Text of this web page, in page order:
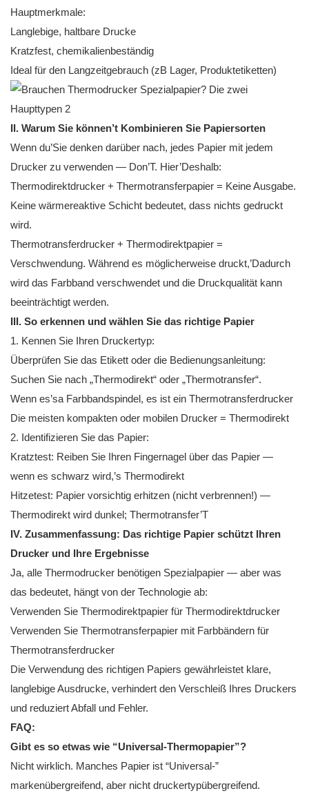
Hauptmerkmale:
Langlebige, haltbare Drucke
Kratzfest, chemikalienbeständig
Ideal für den Langzeitgebrauch (zB Lager, Produktetiketten)
II. Warum Sie können’t Kombinieren Sie Papiersorten
Wenn du’Sie denken darüber nach, jedes Papier mit jedem
Drucker zu verwenden — Don’T. Hier’Deshalb:
Thermodirektdrucker + Thermotransferpapier = Keine Ausgabe.
Keine wärmereaktive Schicht bedeutet, dass nichts gedruckt
wird.
Thermotransferdrucker + Thermodirektpapier =
Verschwendung. Während es möglicherweise druckt,’Dadurch
wird das Farbband verschwendet und die Druckqualität kann
beeinträchtigt werden.
III. So erkennen und wählen Sie das richtige Papier
1. Kennen Sie Ihren Druckertyp:
Überprüfen Sie das Etikett oder die Bedienungsanleitung:
Suchen Sie nach „Thermodirekt“ oder „Thermotransfer“.
Wenn es’sa Farbbandspindel, es ist ein Thermotransferdrucker
Die meisten kompakten oder mobilen Drucker = Thermodirekt
2. Identifizieren Sie das Papier:
Kratztest: Reiben Sie Ihren Fingernagel über das Papier —
wenn es schwarz wird,’s Thermodirekt
Hitzetest: Papier vorsichtig erhitzen (nicht verbrennen!) —
Thermodirekt wird dunkel; Thermotransfer’T
IV. Zusammenfassung: Das richtige Papier schützt Ihren
Drucker und Ihre Ergebnisse
Ja, alle Thermodrucker benötigen Spezialpapier — aber was
das bedeutet, hängt von der Technologie ab:
Verwenden Sie Thermodirektpapier für Thermodirektdrucker
Verwenden Sie Thermotransferpapier mit Farbbändern für
Thermotransferdrucker
Die Verwendung des richtigen Papiers gewährleistet klare,
langlebige Ausdrucke, verhindert den Verschleiß Ihres Druckers
und reduziert Abfall und Fehler.
FAQ:
Gibt es so etwas wie “Universal-Thermopapier”?
Nicht wirklich. Manches Papier ist “Universal-”
markenübergreifend, aber nicht druckertypübergreifend.